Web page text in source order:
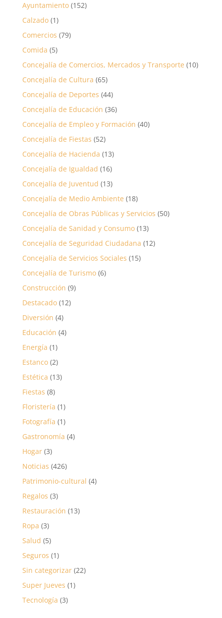
Ayuntamiento(152)
Calzado(1)
Comercios (79)
Comida (5)
Concejalía de Comercios, Mercados y Transporte (10)
Concejalía de Cultura (65)
Concejalía de Deportes (44)
Concejalía de Educación (36)
Concejalía de Empleo y Formación (40)
Concejalía de Fiestas (52)
Concejalía de Hacienda (13)
Concejalía de Igualdad (16)
Concejalía de Juventud (13)
Concejalía de Medio Ambiente (18)
Concejalía de Obras Públicas y Servicios (50)
Concejalía de Sanidad y Consumo(13)
Concejalía de Seguridad Ciudadana (12)
Concejalía de Servicios Sociales (15)
Concejalía de Turismo(6)
Construcción (9)
Destacado(12)
Diversión (4)
Educación (4)
Energía (1)
Estanco(2)
Estética (13)
Fiestas (8)
Floristería (1)
Fotografía (1)
Gastronomía (4)
Hogar(3)
Noticias (426)
Patrimonio-cultural (4)
Regalos (3)
Restauración (13)
Ropa (3)
Salud (5)
Seguros (1)
Sin categorizar(22)
Super Jueves (1)
Tecnología (3)